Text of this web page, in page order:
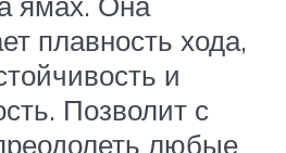
плавность хода,
и
Позволит с
любые